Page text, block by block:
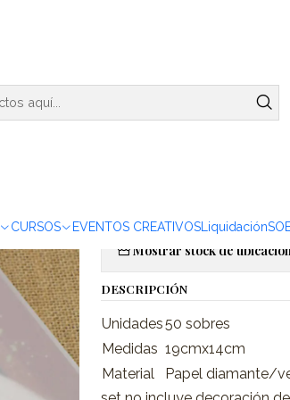
CURSOS EVENTOS CREATIVOS Liquidación
Sobres
Mostrar stock de
DESCRIPCIÓN
Unidades50 sobres
Medidas 19cmx14cm
Material
Papel diamante/